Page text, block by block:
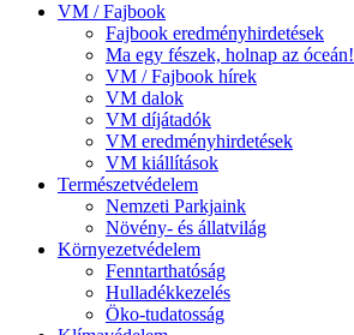
VM / Fajbook
Fajbook eredményhirdetések
Ma egy fészek, holnap az óceán!
VM / Fajbook hírek
VM dalok
VM díjátadók
VM eredményhirdetések
VM kiállítások
Természetvédelem
Nemzeti Parkjaink
Növény- és állatvilág
Környezetvédelem
Fenntarthatóság
Hulladékkezelés
Öko-tudatosság